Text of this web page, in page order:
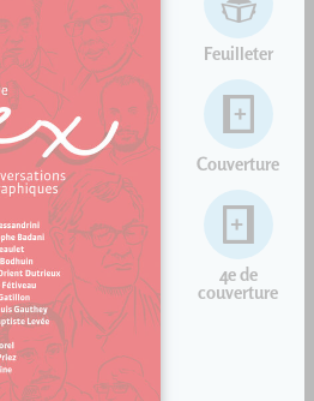
Feuilleter
Couverture
4e de
couverture